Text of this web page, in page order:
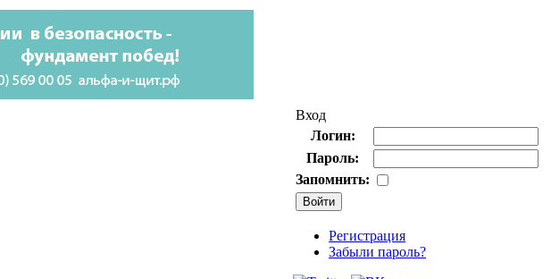
Вход
Логин:
Пароль:
Запомнить:
Регистрация
Забыли пароль?